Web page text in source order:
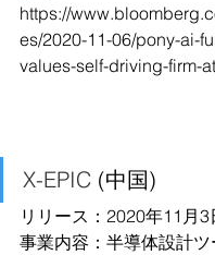
https://
es/2020-11-06/pony-ai-
values-self-driving-firm-
X-EPIC (中国)
リリース：2020年11月3
事業内容：半導体設計ツ